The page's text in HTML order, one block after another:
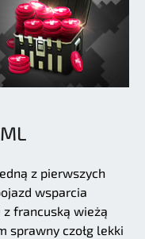
z pierwszych
wsparcia
z francuską wieżą
sprawny czołg lekki